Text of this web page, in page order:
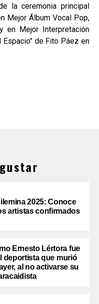
la ceremonia principal
Mejor Álbum Vocal Pop,
en Mejor Interpretación
Espacio" de Fito Páez en
2025: Conoce
artistas confirmados
Ernesto Lértora fue
deportista que murió
al no activarse su